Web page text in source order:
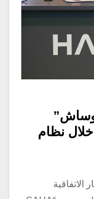
نظام